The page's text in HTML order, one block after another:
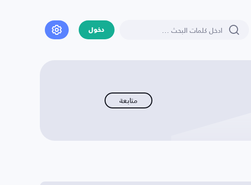
دخول
متابعة